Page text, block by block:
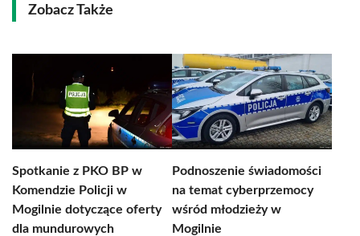
Zobacz Także
Spotkanie z PKO BP w
Komendzie Policji w
Mogilnie dotyczące oferty
dla mundurowych
Podnoszenie świadomości
na temat cyberprzemocy
wśród młodzieży w
Mogilnie